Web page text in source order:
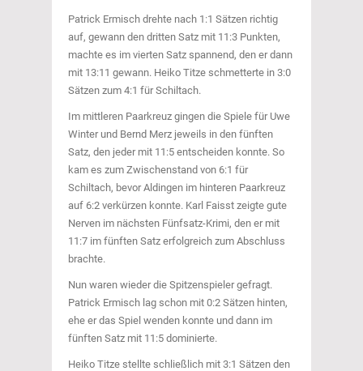
Patrick Ermisch drehte nach 1:1 Sätzen richtig
auf, gewann den dritten Satz mit 11:3 Punkten,
machte es im vierten Satz spannend, den er dann
mit 13:11 gewann. Heiko Titze schmetterte in 3:0
Sätzen zum 4:1 für Schiltach.
Im mittleren Paarkreuz gingen die Spiele für Uwe
Winter und Bernd Merz jeweils in den fünften
Satz, den jeder mit 11:5 entscheiden konnte. So
kam es zum Zwischenstand von 6:1 für
Schiltach, bevor Aldingen im hinteren Paarkreuz
auf 6:2 verkürzen konnte. Karl Faisst zeigte gute
Nerven im nächsten Fünfsatz-Krimi, den er mit
11:7 im fünften Satz erfolgreich zum Abschluss
brachte.
Nun waren wieder die Spitzenspieler gefragt.
Patrick Ermisch lag schon mit 0:2 Sätzen hinten,
ehe er das Spiel wenden konnte und dann im
fünften Satz mit 11:5 dominierte.
Heiko Titze stellte schließlich mit 3:1 Sätzen den